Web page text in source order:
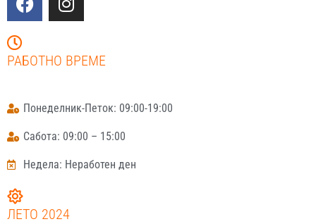
РАБОТНО ВРЕМЕ
Понеделник-Петок: 09:00-19:00
Сабота: 09:00 – 15:00
Недела: Неработен ден
ЛЕТО 2024